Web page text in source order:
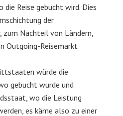
die Reise gebucht wird. Dies
der
zum Nachteil von Ländern,
Outgoing-Reisemarkt
würde die
gebucht wurde und
wo die Leistung
es käme also zu einer